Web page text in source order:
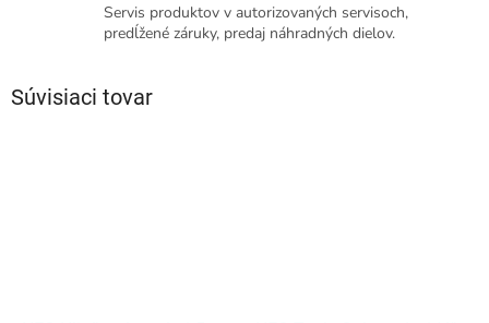
Servis produktov v autorizovaných servisoch,
predĺžené záruky, predaj náhradných dielov.
Súvisiaci tovar